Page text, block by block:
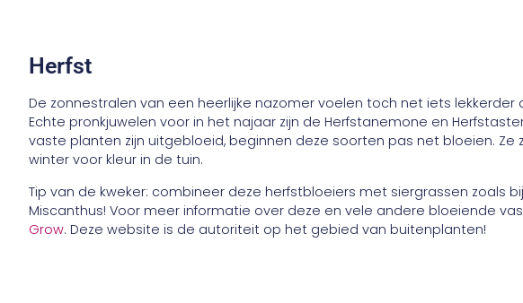
Herfst
De zonnestralen van een heerlijke nazomer voelen toch net iets lekkerder
Echte pronkjuwelen voor in het najaar zijn de Herfstanemone en
vaste planten zijn uitgebloeid, beginnen deze soorten pas net bloeien. Ze
winter voor kleur in de tuin.
Tip van de kweker: combineer deze herfstbloeiers met siergrassen zoals
Miscanthus! Voor meer informatie over deze en vele andere bloeiende
Grow. Deze website is de autoriteit op het gebied van buitenplanten!